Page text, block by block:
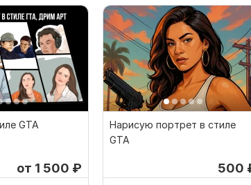
GTA
от 1 500 ₽
Нарисую портрет в стиле
GTA
500